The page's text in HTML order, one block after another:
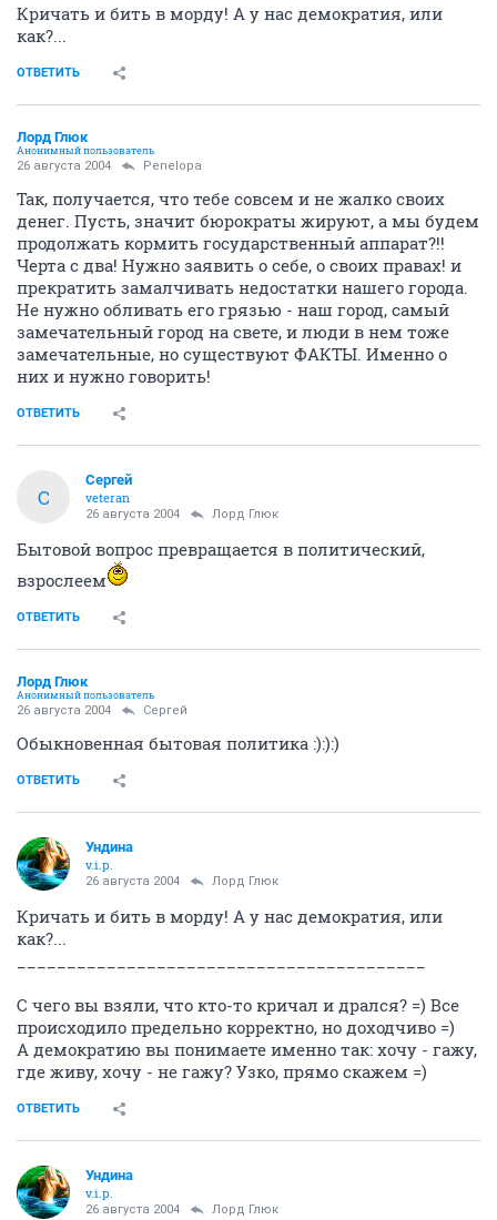
Кричать и бить в морду! А у нас демократия, или
как?...
ОТВЕТИТЬ
Лорд Глюк
Анонимный пользователь
26 августа 2004 Penelopa
Так, получается, что тебе совсем и не жалко своих
денег. Пусть, значит бюрократы жируют, а мы будем
продолжать кормить государственный аппарат?!!
Черта с два! Нужно заявить о себе, о своих правах! и
прекратить замалчивать недостатки нашего города.
Не нужно обливать его грязью - наш город, самый
замечательный город на свете, и люди в нем тоже
замечательные, но существуют ФАКТЫ. Именно о
них и нужно говорить!
ОТВЕТИТЬ
С
Сергей
veteran
26 августа 2004 Лорд Глюк
Бытовой вопрос превращается в политический,
взрослеем
ОТВЕТИТЬ
Лорд Глюк
Анонимный пользователь
26 августа 2004 Сергей
Обыкновенная бытовая политика :):):)
ОТВЕТИТЬ
Ундина
v.i.p.
26 августа 2004 Лорд Глюк
Кричать и бить в морду! А у нас демократия, или
как?...
С чего вы взяли, что кто-то кричал и дрался? =) Все
происходило предельно корректно, но доходчиво =)
А демократию вы понимаете именно так: хочу - гажу,
где живу, хочу - не гажу? Узко, прямо скажем =)
ОТВЕТИТЬ
Ундина
v.i.p.
26 августа 2004 Лорд Глюк